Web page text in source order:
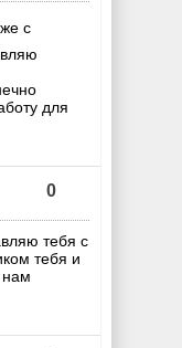
с
для
0
тебя с
тебя и
нам